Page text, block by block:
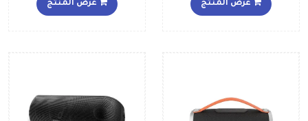
عرض المنتج عرض المنتج